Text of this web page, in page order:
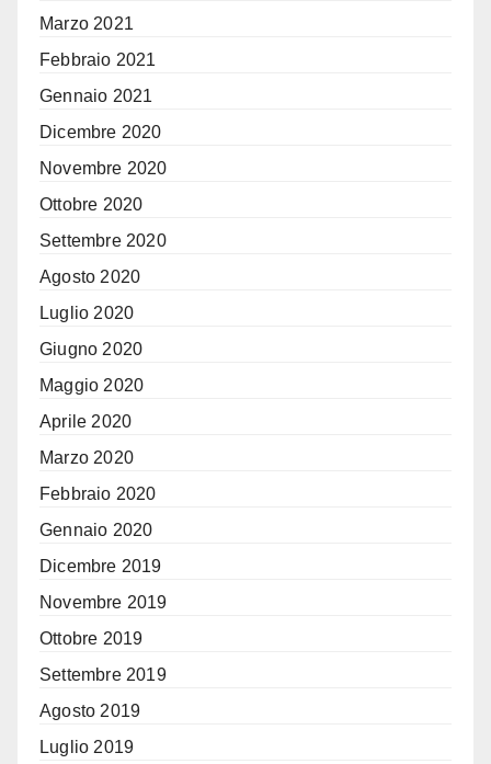
Marzo 2021
Febbraio 2021
Gennaio 2021
Dicembre 2020
Novembre 2020
Ottobre 2020
Settembre 2020
Agosto 2020
Luglio 2020
Giugno 2020
Maggio 2020
Aprile 2020
Marzo 2020
Febbraio 2020
Gennaio 2020
Dicembre 2019
Novembre 2019
Ottobre 2019
Settembre 2019
Agosto 2019
Luglio 2019